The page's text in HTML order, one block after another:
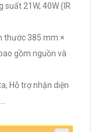
suất 21W, 40W (IR
thước 385 mm ×
gồm nguồn và
Hỗ trợ nhận diện